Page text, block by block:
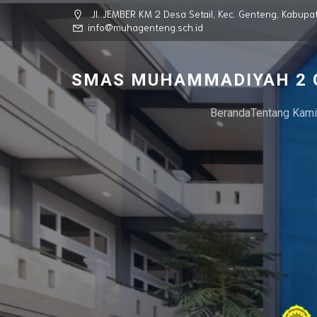
Jl. JEMBER KM 2 Desa Setail, Kec. Genteng,
info@muhagenteng.sch.id
SMAS MUHAMMADIYAH 2
BerandaTentang Kami